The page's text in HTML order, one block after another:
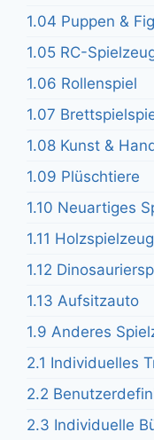
1.04 Puppen &
1.05 RC-
1.06 Rollenspiel
1.07
1.08 Kunst &
1.09 Plüschtiere
1.10 Neuartiges
1.11 Holzspielzeug
1.12
1.13 Aufsitzauto
1.9 Anderes
2.1 Individuelles
2.2
2.3 Individuelle